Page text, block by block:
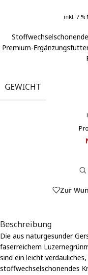
inkl. 7 %
Premium-
GEWICHT
Zur
Beschreibung
Die aus naturgesunder
faserreichem
sind ein leicht
stoffwechselschonendes